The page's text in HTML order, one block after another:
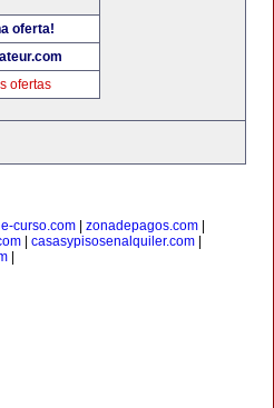
oferta!
ofertas
e-curso.com| zonadepagos.com|
| casasypisosenalquiler.com|